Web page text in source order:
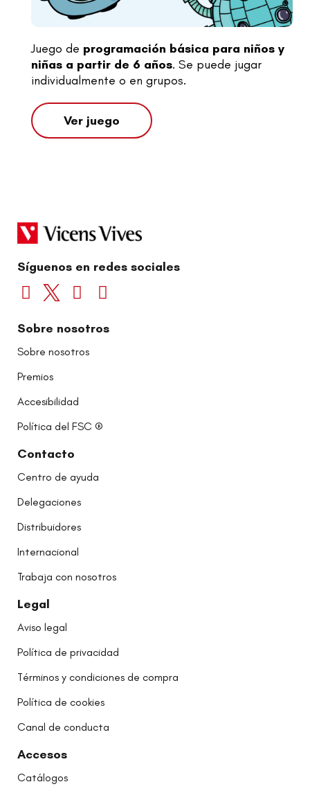
Juego de programación básica para niños y
niñas a partir de 6 años. Se puede jugar
individualmente o en grupos.
Ver juego
Síguenos en redes sociales
Sobre nosotros
Sobre nosotros
Premios
Accesibilidad
Política del FSC ®
Contacto
Centro de ayuda
Delegaciones
Distribuidores
Internacional
Trabaja con nosotros
Legal
Aviso legal
Política de privacidad
Términos y condiciones de compra
Política de cookies
Canal de conducta
Accesos
Catálogos